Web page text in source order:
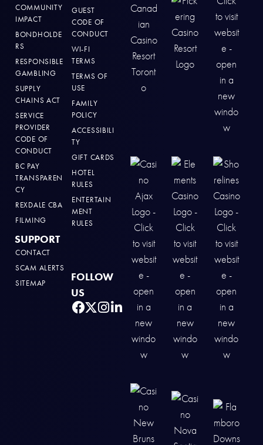
COMMUNITY
IMPACT
BONDHOLDE
RS
RESPONSIBLE
GAMBLING
SUPPLY
CHAINS ACT
SERVICE
PROVIDER
CODE OF
CONDUCT
BC PAY
TRANSPAREN
CY
REXDALE CBA
FILMING
SUPPORT
CONTACT
SCAM ALERTS
SITEMAP
GUEST
CODE OF
CONDUCT
WI-FI
TERMS
TERMS OF
USE
FAMILY
POLICY
ACCESSIBILI
TY
GIFT CARDS
HOTEL
RULES
ENTERTAIN
MENT
RULES
FOLLOW
US